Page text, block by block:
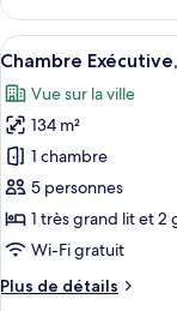
chambres
le
type
de
Chambre
Deluxe,
chambres
Afficher
toutes
les
photos
pour
ce
type
de
chambre :
Chambre
9
Chambre
Vue sur la ville
134 m²
1 chambre
5 personnes
1 très grand lit et 2
Wi-Fi gratuit
Plus de détails
Plus